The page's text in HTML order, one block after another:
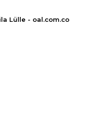
Lülle - oal.com.co